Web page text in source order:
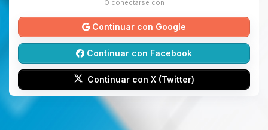
O conectarse con
Continuar con Google
Continuar con Facebook
Continuar con X (Twitter)